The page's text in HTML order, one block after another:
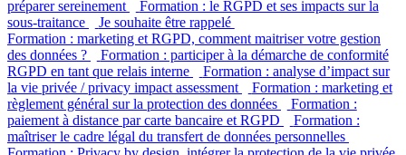
préparer sereinement
Formation : le RGPD et ses impacts sur la
sous-traitance
Je souhaite être rappelé
Formation : marketing et RGPD, comment maitriser votre gestion
des données ?
Formation : participer à la démarche de conformité
RGPD en tant que relais interne
Formation : analyse d’impact sur
la vie privée / privacy impact assessment
Formation : marketing et
règlement général sur la protection des données
Formation :
paiement à distance par carte bancaire et RGPD
Formation :
maîtriser le cadre légal du transfert de données personnelles